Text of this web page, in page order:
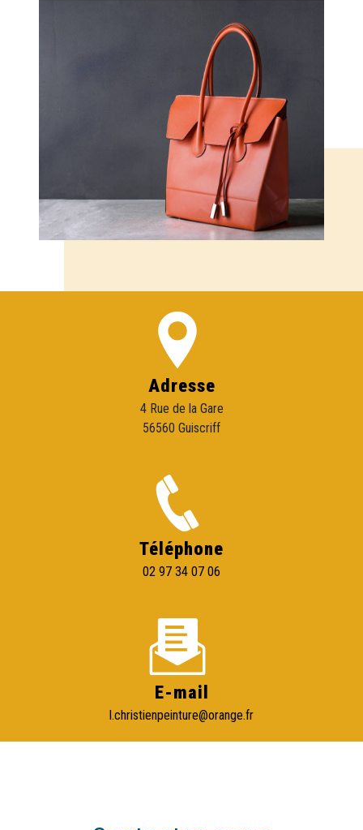
Adresse
4 Rue de la Gare
56560 Guiscriff
Téléphone
02 97 34 07 06
E-mail
l.christienpeinture@orange.fr